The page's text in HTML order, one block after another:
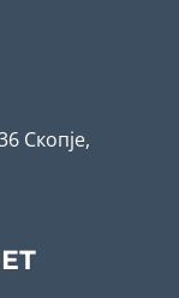
Скопје,